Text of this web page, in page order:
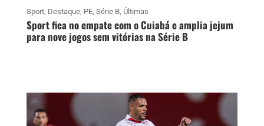
Sport, Destaque, PE, Série B, Últimas
Sport fica no empate com o Cuiabá e amplia jejum
para nove jogos sem vitórias na Série B